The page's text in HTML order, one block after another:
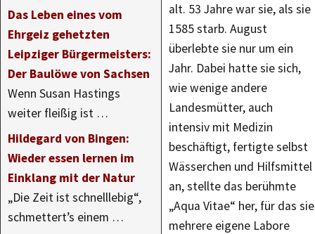
Das Leben eines vom
Ehrgeiz gehetzten
Leipziger Bürgermeisters:
Der Baulöwe von Sachsen
Wenn Susan Hastings
weiter fleißig ist …
Hildegard von Bingen:
Wieder essen lernen im
Einklang mit der Natur
„Die Zeit ist schnelllebig“,
schmettert’s einem …
alt. 53 Jahre war sie, als sie
1585 starb. August
überlebte sie nur um ein
Jahr. Dabei hatte sie sich,
wie wenige andere
Landesmütter, auch
intensiv mit Medizin
beschäftigt, fertigte selbst
Wässerchen und Hilfsmittel
an, stellte das berühmte
„Aqua Vitae“ her, für das sie
mehrere eigene Labore